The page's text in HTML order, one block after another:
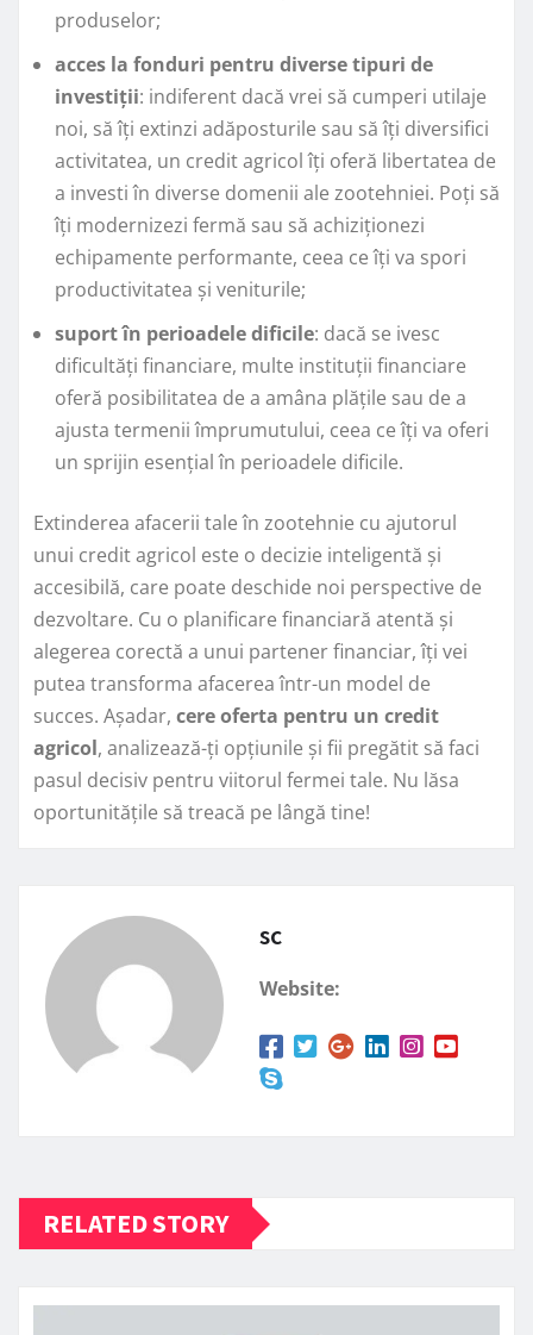
produselor;
acces la fonduri pentru diverse tipuri de
investiții: indiferent dacă vrei să cumperi utilaje
noi, să îți extinzi adăposturile sau să îți diversifici
activitatea, un credit agricol îți oferă libertatea de
a investi în diverse domenii ale zootehniei. Poți să
îți modernizezi fermă sau să achiziționezi
echipamente performante, ceea ce îți va spori
productivitatea și veniturile;
suport în perioadele dificile: dacă se ivesc
dificultăți financiare, multe instituții financiare
oferă posibilitatea de a amâna plățile sau de a
ajusta termenii împrumutului, ceea ce îți va oferi
un sprijin esențial în perioadele dificile.
Extinderea afacerii tale în zootehnie cu ajutorul
unui credit agricol este o decizie inteligentă și
accesibilă, care poate deschide noi perspective de
dezvoltare. Cu o planificare financiară atentă și
alegerea corectă a unui partener financiar, îți vei
putea transforma afacerea într-un model de
succes. Așadar, cere oferta pentru un credit
agricol, analizează-ți opțiunile și fii pregătit să faci
pasul decisiv pentru viitorul fermei tale. Nu lăsa
oportunitățile să treacă pe lângă tine!
sc
Website:
RELATED STORY